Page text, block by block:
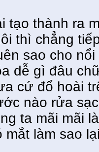
tạo thành ra
thì chẳng
sao cho
dễ gì đâu
cứ đổ hoài
nào rửa
ta mãi mãi
mắt làm sao